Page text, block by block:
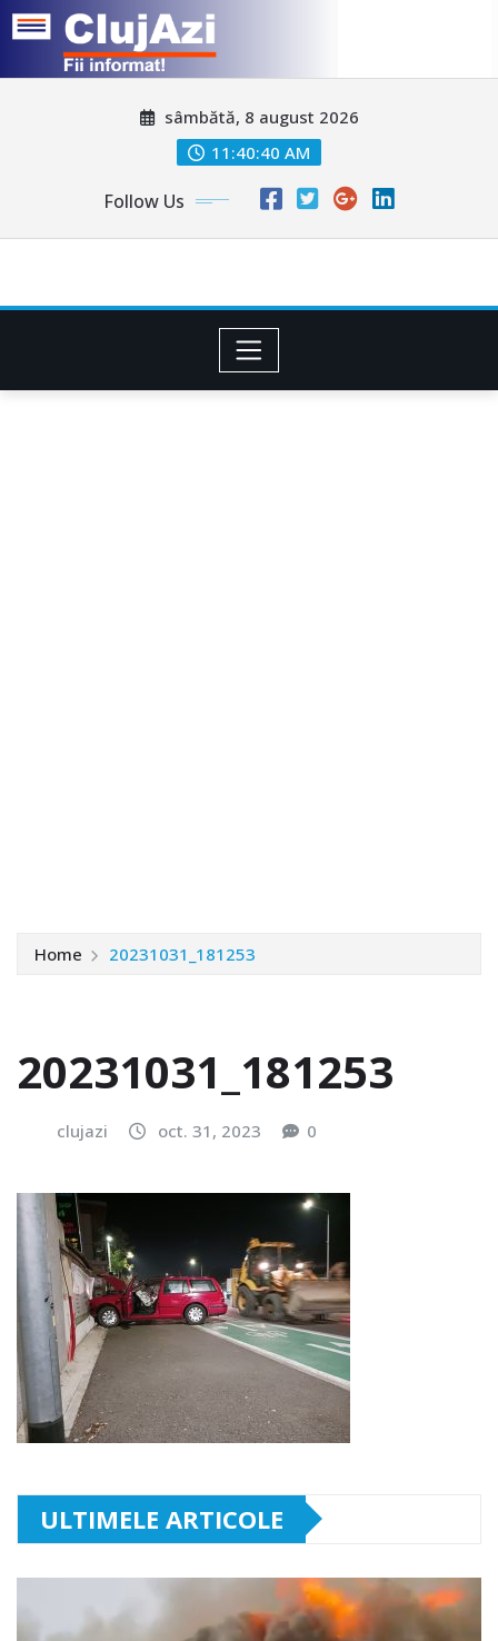
sâmbătă, 8 august 2026
11:40:43 AM
Follow Us
Home 20231031_181253
20231031_181253
clujazi oct. 31, 2023 0
ULTIMELE ARTICOLE